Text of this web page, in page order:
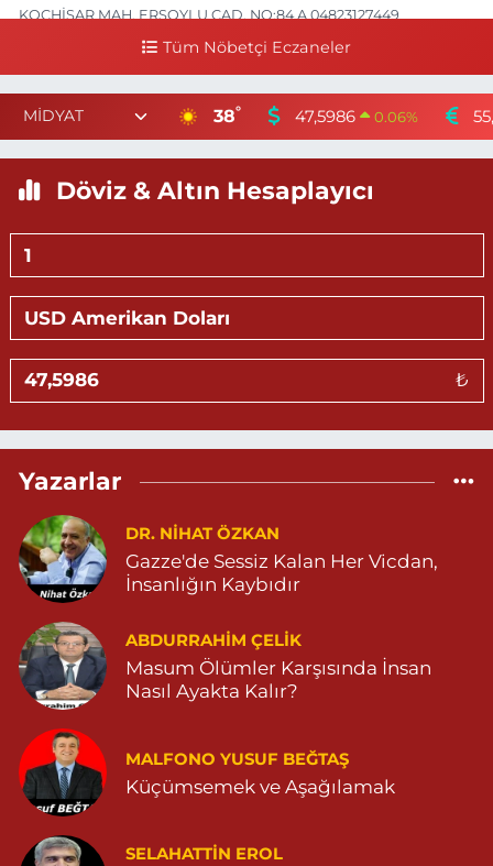
KOÇHİSAR MAH. ERSOYLU CAD. NO:84 A 04823127449
0 (482) 312 74 49 Yol Tarifi Al
Değer Eczanesi
0 (482) 415 18 18 Yol Tarifi Al
Gündüz Eczanesi
BAHÇEBAŞI MAHALLESİ SELAHADDİN EYYÜBİ CADDE NO:39 B
04823812323
KAPLAN MAH. MARDİN CAD. NO:21 A 04825030197
0 (482) 503 01 97 Yol Tarifi Al
Hayat Eczanesi
GÜNDOĞAN MAHALLESİ STAD CADDESİ NO:36 A 05380544155
0 (538) 054 41 55 Yol Tarifi Al
Huzur Eczanesi
GÜL MAHALLESİ VATAN CADDE NO:4A 04825912517
0 (482) 591 25 17 Yol Tarifi Al
Dara Eczanesi
Tüm Nöbetçi Eczaneler
38° 47,5986 0.06%
Döviz & Altın Hesaplayıcı
₺
Yazarlar
DR. NIHAT ÖZKAN
Gazze'de Sessiz Kalan Her Vicdan,
İnsanlığın Kaybıdır
ABDURRAHIM ÇELİK
Masum Ölümler Karşısında İnsan
Nasıl Ayakta Kalır?
MALFONO YUSUF BEĞTAŞ
Küçümsemek ve Aşağılamak
SELAHATTIN EROL